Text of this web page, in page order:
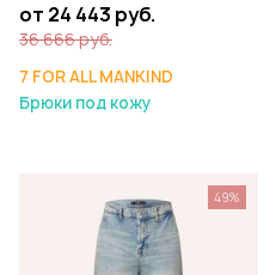
от 24 443 руб.
36 666 руб.
7 FOR ALL MANKIND
Брюки под кожу
49%